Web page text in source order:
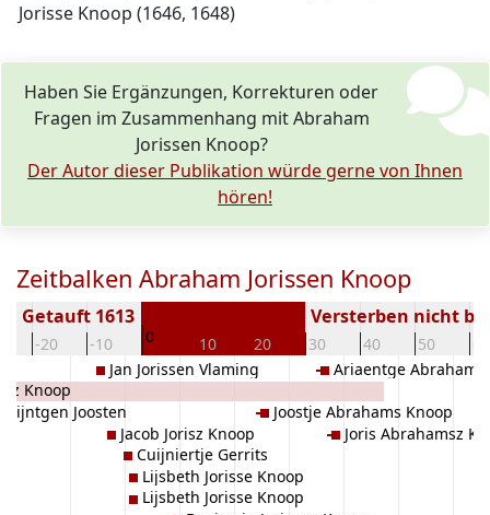
Jorisse Knoop (1646, 1648)
Haben Sie Ergänzungen, Korrekturen oder
Fragen im Zusammenhang mit Abraham
Jorissen Knoop?
Der Autor dieser Publikation würde gerne von Ihnen
hören!
Zeitbalken Abraham Jorissen Knoop
-20 -10 0 10 20 30 40 50
Getauft 1613 Versterben nicht
Knoop
Joosten
Jan Jorissen Vlaming
Jacob Jorisz Knoop
Cuijniertje Gerrits
Lijsbeth Jorisse Knoop
Lijsbeth Jorisse Knoop
Joostje Abrahams Knoop
Ariaentge Abrahams
Joris Abrahamsz